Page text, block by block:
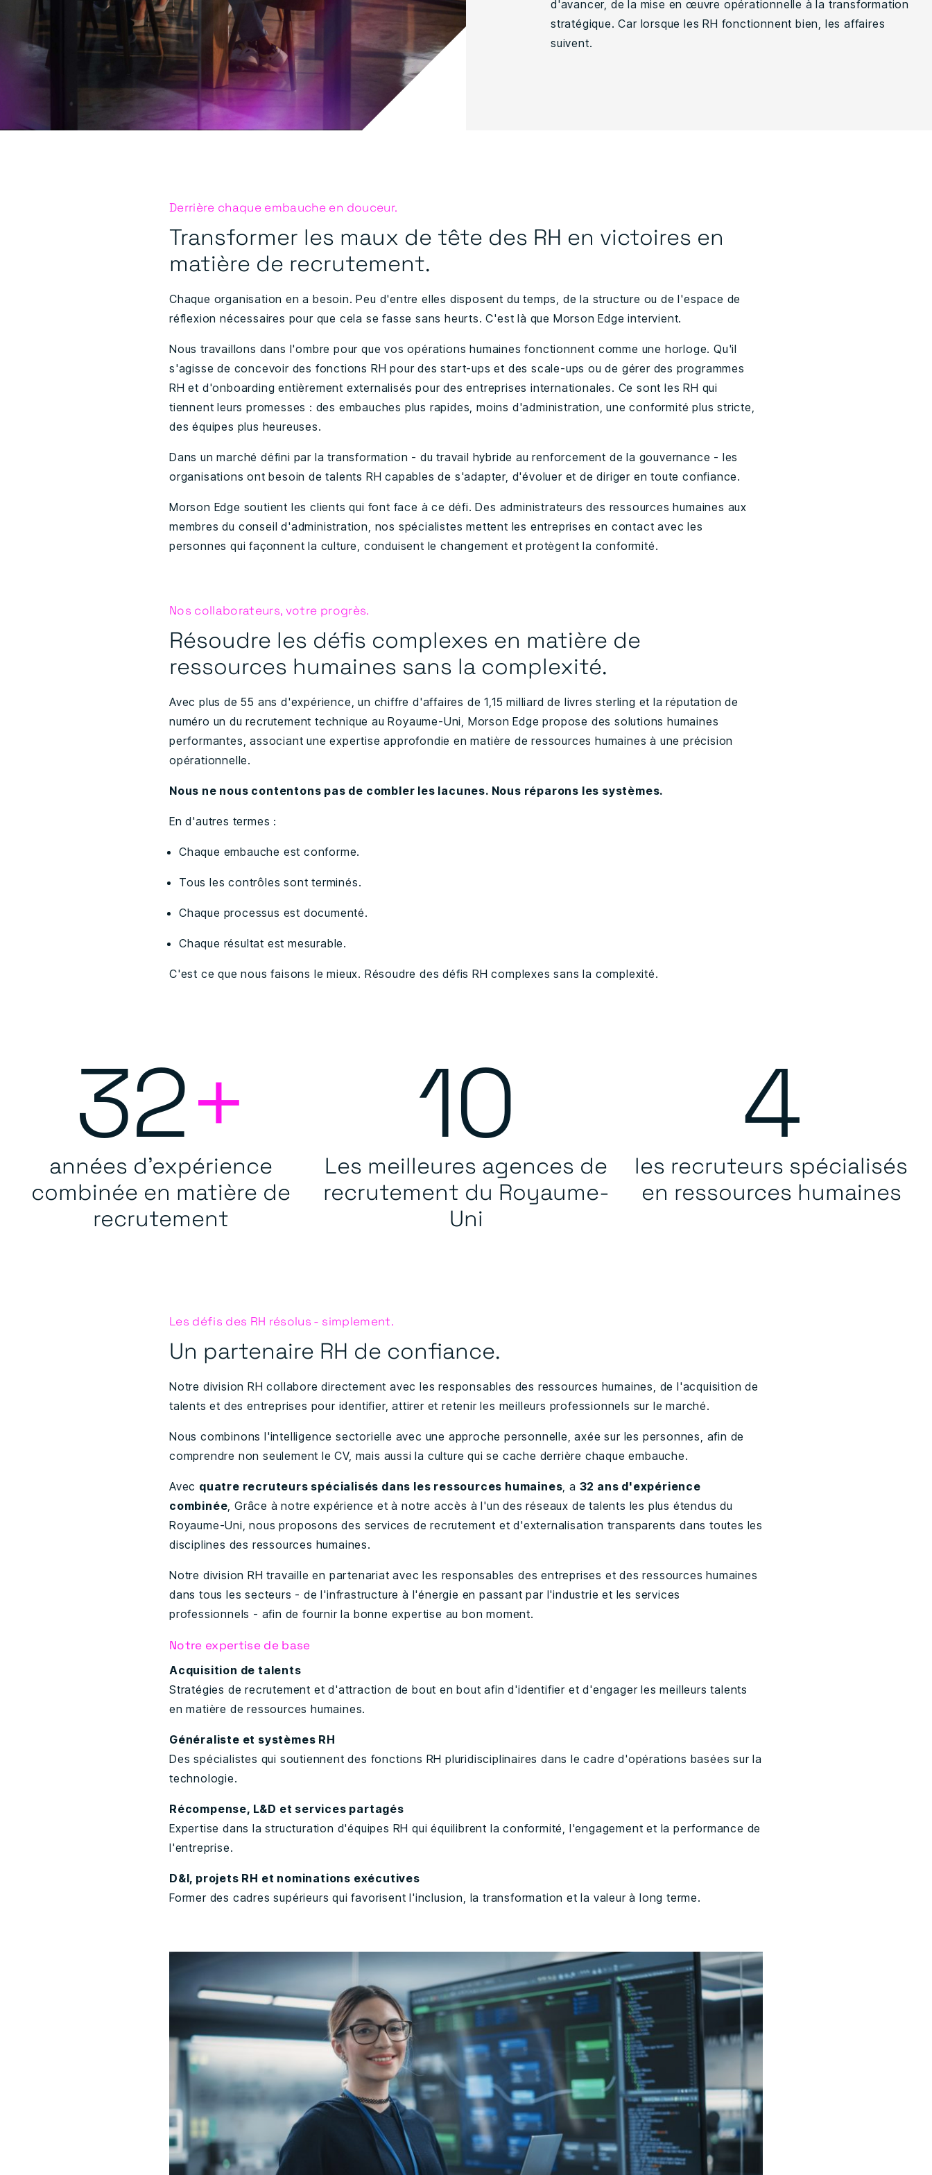
d'avancer, de la mise en œuvre opérationnelle à la transformation
stratégique. Car lorsque les RH fonctionnent bien, les affaires
suivent.
Derrière chaque embauche en douceur.
Transformer les maux de tête des RH en victoires en
matière de recrutement.
Chaque organisation en a besoin. Peu d'entre elles disposent du temps, de la structure ou de l'espace de
réflexion nécessaires pour que cela se fasse sans heurts. C'est là que Morson Edge intervient.
Nous travaillons dans l'ombre pour que vos opérations humaines fonctionnent comme une horloge. Qu'il
s'agisse de concevoir des fonctions RH pour des start-ups et des scale-ups ou de gérer des programmes
RH et d'onboarding entièrement externalisés pour des entreprises internationales. Ce sont les RH qui
tiennent leurs promesses : des embauches plus rapides, moins d'administration, une conformité plus stricte,
des équipes plus heureuses.
Dans un marché défini par la transformation - du travail hybride au renforcement de la gouvernance - les
organisations ont besoin de talents RH capables de s'adapter, d'évoluer et de diriger en toute confiance.
Morson Edge soutient les clients qui font face à ce défi. Des administrateurs des ressources humaines aux
membres du conseil d'administration, nos spécialistes mettent les entreprises en contact avec les
personnes qui façonnent la culture, conduisent le changement et protègent la conformité.
Nos collaborateurs, votre progrès.
Résoudre les défis complexes en matière de
ressources humaines sans la complexité.
Avec plus de 55 ans d'expérience, un chiffre d'affaires de 1,15 milliard de livres sterling et la réputation de
numéro un du recrutement technique au Royaume-Uni, Morson Edge propose des solutions humaines
performantes, associant une expertise approfondie en matière de ressources humaines à une précision
opérationnelle.
Nous ne nous contentons pas de combler les lacunes. Nous réparons les systèmes.
En d'autres termes :
Chaque embauche est conforme.
Tous les contrôles sont terminés.
Chaque processus est documenté.
Chaque résultat est mesurable.
C'est ce que nous faisons le mieux. Résoudre des défis RH complexes sans la complexité.
32+
années d'expérience
combinée en matière de
recrutement
10
Les meilleures agences de
recrutement du Royaume-
Uni
4
les recruteurs spécialisés
en ressources humaines
Les défis des RH résolus - simplement.
Un partenaire RH de confiance.
Notre division RH collabore directement avec les responsables des ressources humaines, de l'acquisition de
talents et des entreprises pour identifier, attirer et retenir les meilleurs professionnels sur le marché.
Nous combinons l'intelligence sectorielle avec une approche personnelle, axée sur les personnes, afin de
comprendre non seulement le CV, mais aussi la culture qui se cache derrière chaque embauche.
Avec quatre recruteurs spécialisés dans les ressources humaines, a 32 ans d'expérience
combinée, Grâce à notre expérience et à notre accès à l'un des réseaux de talents les plus étendus du
Royaume-Uni, nous proposons des services de recrutement et d'externalisation transparents dans toutes les
disciplines des ressources humaines.
Notre division RH travaille en partenariat avec les responsables des entreprises et des ressources humaines
dans tous les secteurs - de l'infrastructure à l'énergie en passant par l'industrie et les services
professionnels - afin de fournir la bonne expertise au bon moment.
Notre expertise de base
Acquisition de talents
Stratégies de recrutement et d'attraction de bout en bout afin d'identifier et d'engager les meilleurs talents
en matière de ressources humaines.
Généraliste et systèmes RH
Des spécialistes qui soutiennent des fonctions RH pluridisciplinaires dans le cadre d'opérations basées sur la
technologie.
Récompense, L&D et services partagés
Expertise dans la structuration d'équipes RH qui équilibrent la conformité, l'engagement et la performance de
l'entreprise.
D&I, projets RH et nominations exécutives
Former des cadres supérieurs qui favorisent l'inclusion, la transformation et la valeur à long terme.